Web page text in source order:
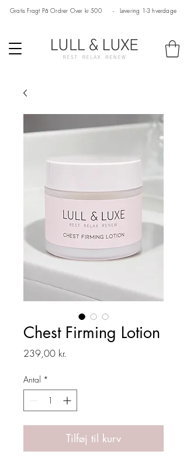
Gratis Fragt På Ordrer Over kr 500 - Levering 1-3 hverdage
Chest Firming Lotion
239,00 kr.
Antal *
Tilføj til kurv